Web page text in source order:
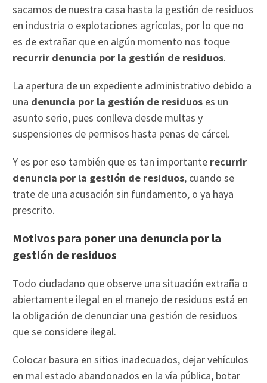
sacamos de nuestra casa hasta la gestión de residuos
en industria o explotaciones agrícolas, por lo que no
es de extrañar que en algún momento nos toque
recurrir denuncia por la gestión de residuos.
La apertura de un expediente administrativo debido a
una denuncia por la gestión de residuos es un
asunto serio, pues conlleva desde multas y
suspensiones de permisos hasta penas de cárcel.
Y es por eso también que es tan importante recurrir
denuncia por la gestión de residuos, cuando se
trate de una acusación sin fundamento, o ya haya
prescrito.
Motivos para poner una denuncia por la
gestión de residuos
Todo ciudadano que observe una situación extraña o
abiertamente ilegal en el manejo de residuos está en
la obligación de denunciar una gestión de residuos
que se considere ilegal.
Colocar basura en sitios inadecuados, dejar vehículos
en mal estado abandonados en la vía pública, botar